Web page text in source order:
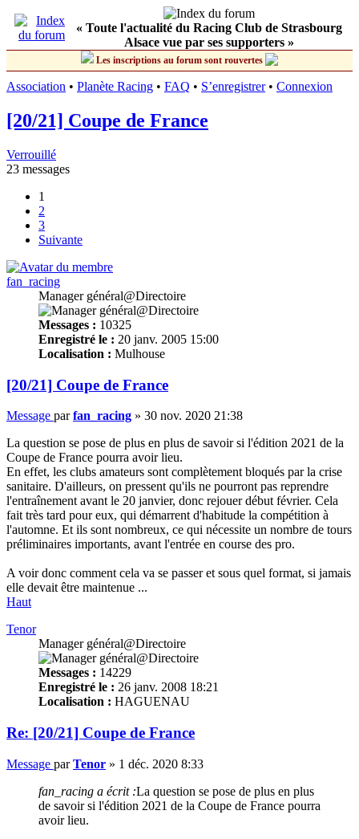
« Toute l'actualité du Racing Club de Strasbourg
Alsace vue par ses supporters »
Les inscriptions au forum sont rouvertes
Association • Planète Racing • FAQ • S’enregistrer• Connexion
[20/21] Coupe de France
Verrouillé
23 messages
1
2
3
Suivante
fan_racing
Manager général@Directoire
Messages : 10325
Enregistré le : 20 janv. 2005 15:00
Localisation : Mulhouse
[20/21] Coupe de France
Message parfan_racing » 30 nov. 2020 21:38
La question se pose de plus en plus de savoir si l'édition 2021 de la
Coupe de France pourra avoir lieu.
En effet, les clubs amateurs sont complètement bloqués par la crise
sanitaire. D'ailleurs, on pressent qu'ils ne pourront pas reprendre
l'entraînement avant le 20 janvier, donc rejouer début février. Cela
fait très tard pour eux, qui démarrent d'habitude la compétition à
l'automne. Et ils sont nombreux, ce qui nécessite un nombre de tours
préliminaires importants, avant l'entrée en course des pro.
A voir donc comment cela va se passer et sous quel format, si jamais
elle devait être maintenue ...
Haut
Tenor
Manager général@Directoire
Messages : 14229
Enregistré le : 26 janv. 2008 18:21
Localisation : HAGUENAU
Re: [20/21] Coupe de France
Message parTenor » 1 déc. 2020 8:33
fan_racing a écrit :La question se pose de plus en plus
de savoir si l'édition 2021 de la Coupe de France pourra
avoir lieu.